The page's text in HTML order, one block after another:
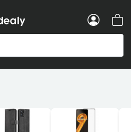
- Capas e acessórios para